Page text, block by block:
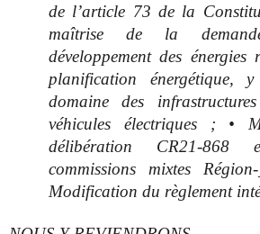
de l’article 73 de la
maîtrise de la
développement des énergies
planification énergétique,
domaine des
véhicules électriques ; •
délibération CR21-
commissions mixtes
Modification du règlement